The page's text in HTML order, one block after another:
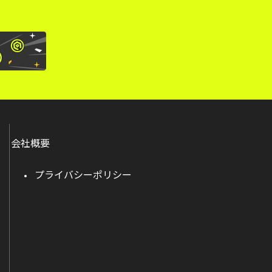
会社概要
プライバシーポリシー